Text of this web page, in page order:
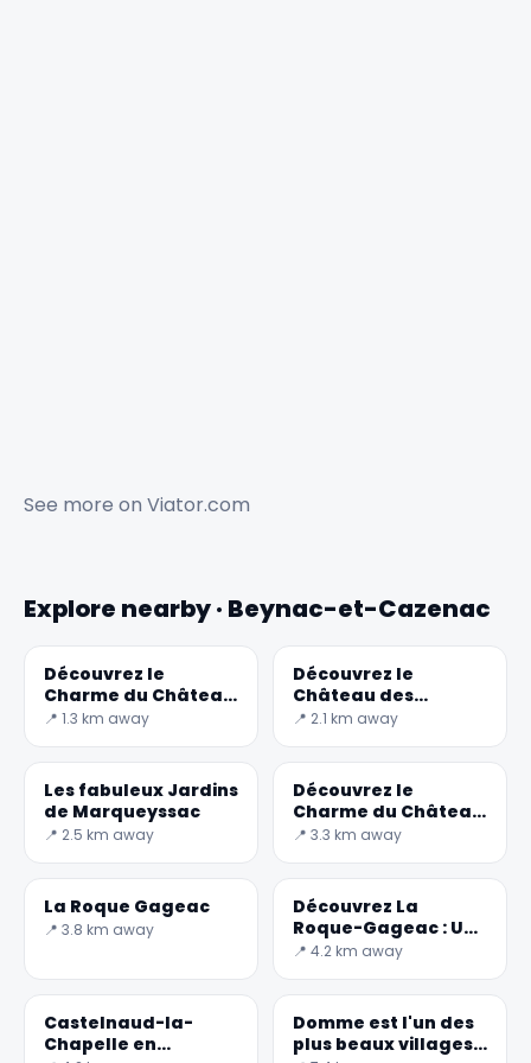
See more on Viator.com
Explore nearby · Beynac-et-Cazenac
Découvrez le
Charme du Château
de Beynac en France
📍 1.3 km away
Découvrez le
Château des
Milandes : histoire et
Dordogne
📍 2.1 km away
Les fabuleux Jardins
de Marqueyssac
📍 2.5 km away
Découvrez le
Charme du Château
de Castelnaud en
📍 3.3 km away
La Roque Gageac
📍 3.8 km away
Découvrez La
Roque-Gageac : Un
bijou de la Nouvelle-
📍 4.2 km away
Castelnaud-la-
Chapelle en
Domme est l'un des
plus beaux villages
✕